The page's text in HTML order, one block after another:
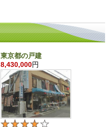
東京都の戸建
8,430,000円